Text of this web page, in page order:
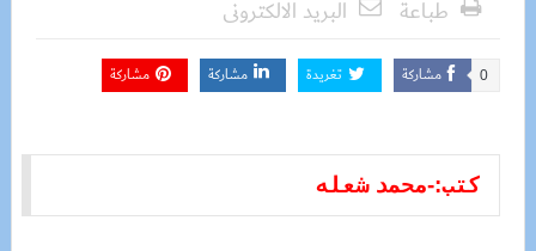
طباعة
البريد الالكترونى
مشاركة 0 تغريدة مشاركة مشاركة
كتب:
-محمد شعله